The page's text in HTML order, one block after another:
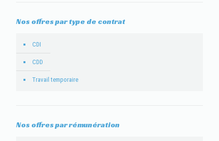
Nos offres par type de contrat
CDI
CDD
Travail temporaire
Nos offres par rémunération